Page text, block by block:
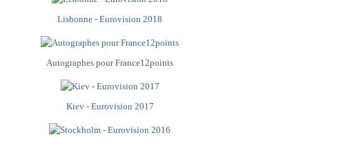
Lisbonne - Eurovision 2018
Autographes pour France12points
Kiev - Eurovision 2017